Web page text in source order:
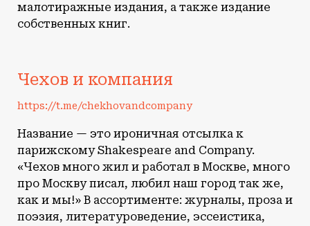
малотиражные издания, а также издание
собственных книг.
Чехов и компания
https://t.me/chekhovandcompany
Название — это ироничная отсылка к
парижскому Shakespeare and Company.
«Чехов много жил и работал в Москве, много
про Москву писал, любил наш город так же,
как и мы!» В ассортименте: журналы, проза и
поэзия, литературоведение, эссеистика,